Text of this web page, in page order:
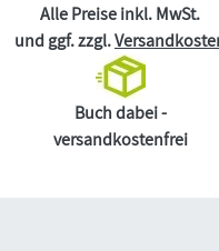
Alle Preise inkl. MwSt.
und ggf. zzgl.
Buch dabei -
versandkostenfrei